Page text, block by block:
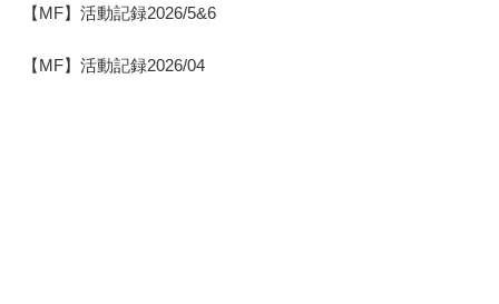
【MF】活動記録2026/5&6
【MF】活動記録2026/04